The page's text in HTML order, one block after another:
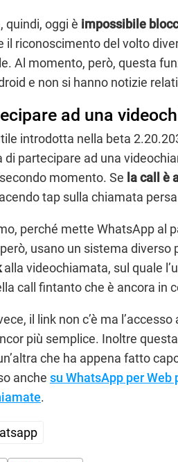
quindi, oggi è impossibile
il riconoscimento del volto
Al momento, però, questa
e non si hanno notizie
ad una
introdotta nella beta
di partecipare ad una
momento. Se la call è
tap sulla chiamata
perché mette WhatsApp al
usano un sistema diverso
alla videochiamata, sul quale
call fintanto che è ancora in
il link non c’è ma
più semplice. Inoltre
che ha appena fatto
anche su WhatsApp per Web
.